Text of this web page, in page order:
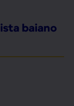
baiano